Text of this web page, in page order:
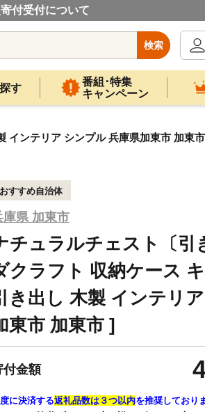
付受付について
検索
す
番組･特集
キャンペーン
インテリア シンプル 兵庫県加東市 加東
おすすめ自治体
庫県 加東市
チュラルチェスト〔引
クラフト 収納ケース
き出し 木製 インテリ
東市 加東市 ]
付金額
に決済する返礼品数は３つ以内を推奨しており